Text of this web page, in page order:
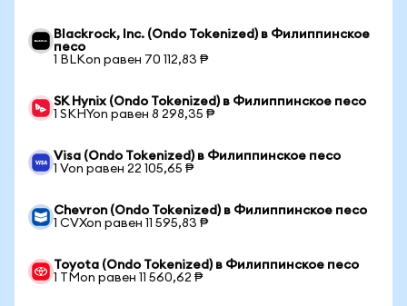
Blackrock, Inc. (Ondo Tokenized) в Филиппинское
песо
1 BLKon равен 70 112,83 ₱
SK Hynix (Ondo Tokenized) в Филиппинское песо
1 SKHYon равен 8 298,35 ₱
Visa (Ondo Tokenized) в Филиппинское песо
1 Von равен 22 105,65 ₱
Chevron (Ondo Tokenized) в Филиппинское песо
1 CVXon равен 11 595,83 ₱
Toyota (Ondo Tokenized) в Филиппинское песо
1 TMon равен 11 560,62 ₱